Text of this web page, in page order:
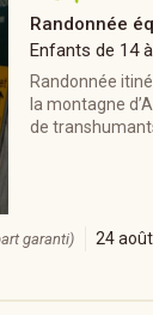
Randonnée
Enfants de 14
Randonnée
la montagne
de
garanti) 24 août